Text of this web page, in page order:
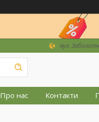
вул.
Про нас Контакти